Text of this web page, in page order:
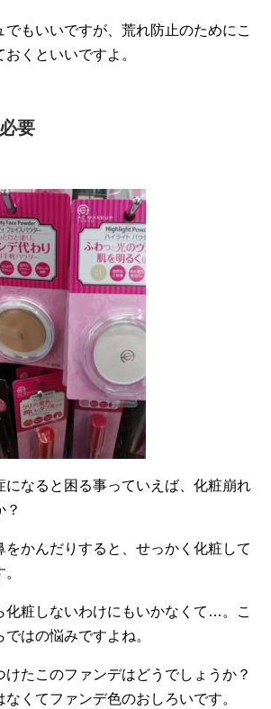
もいいですが、荒れ防止のためにこ
くといいですよ。
要
になると困る事っていえば、化粧崩れ
？
をかんだりすると、せっかく化粧して
化粧しないわけにもいかなくて…。こ
はの悩みですよね。
けたこのファンデはどうでしょうか？
くてファンデ色のおしろいです。